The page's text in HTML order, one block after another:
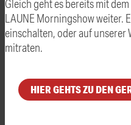
Gleich geht es bereits mit
LAUNE Morningshow weiter.
einschalten, oder auf unserer
mitraten.
HIER GEHTS ZU DEN